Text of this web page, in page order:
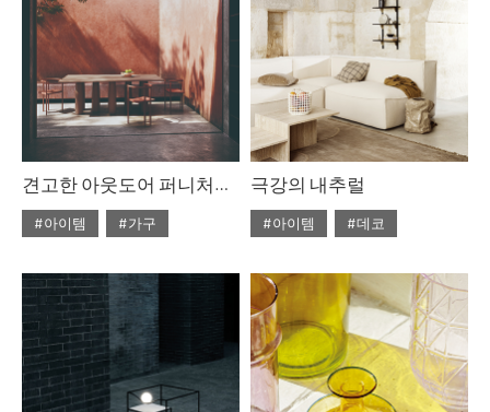
견고한 아웃도어 퍼니처를 찾고 있다면
#아이템
#가구
#ISSUE263
#테이블
극강의 내추럴
#아이템
#데코
#6월호 뉴
#뉴
#디올
#라탄
#리넨
#우드
#의자
#자라홈
#조명
#체어
#테이블
#토즈